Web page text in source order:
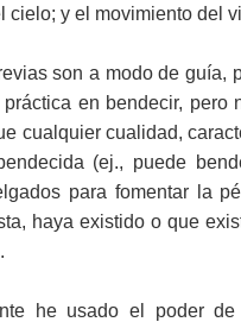
cielo; y el movimiento del
son a modo de guía,
en bendecir, pero
cualquier cualidad,
(ej., puede
para fomentar la
haya existido o que
he usado el poder